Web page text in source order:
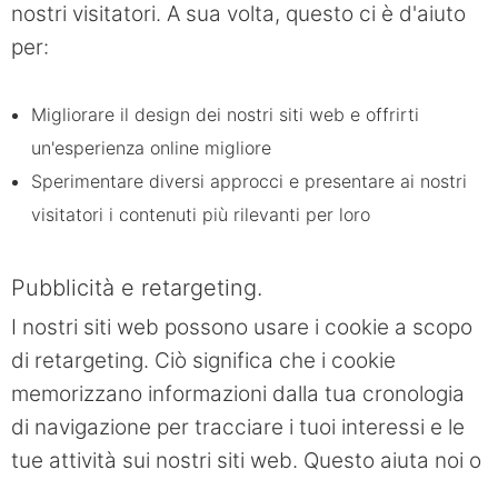
nostri visitatori. A sua volta, questo ci è d'aiuto
per:
Migliorare il design dei nostri siti web e offrirti
un'esperienza online migliore
Sperimentare diversi approcci e presentare ai nostri
visitatori i contenuti più rilevanti per loro
Pubblicità e retargeting.
I nostri siti web possono usare i cookie a scopo
di retargeting. Ciò significa che i cookie
memorizzano informazioni dalla tua cronologia
di navigazione per tracciare i tuoi interessi e le
tue attività sui nostri siti web. Questo aiuta noi o